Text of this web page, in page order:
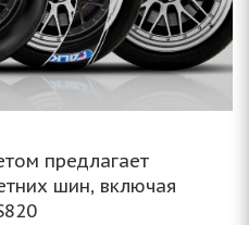
предлагает
шин, включая